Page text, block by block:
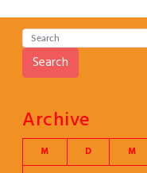
Search
Archive
M D M